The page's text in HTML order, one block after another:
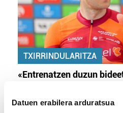
Datuen erabilera arduratsua
TXIRRINDULARITZA
«Entrenatzen duzun